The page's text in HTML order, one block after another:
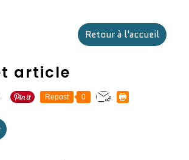
Retour à l'accueil
article
Repost 0